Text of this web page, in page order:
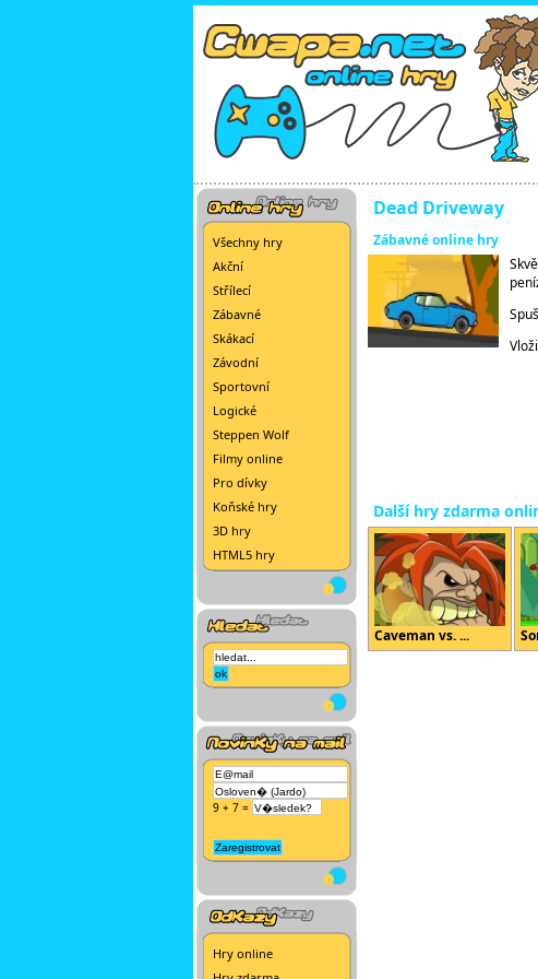
Všechny hry
Akční
Střílecí
Zábavné
Skákací
Závodní
Sportovní
Logické
Steppen Wolf
Filmy online
Pro dívky
Koňské hry
3D hry
HTML5 hry
9 + 7 =
Hry online
Dead Driveway
Zábavné online hry
Další hry zdarma
Caveman vs. ...